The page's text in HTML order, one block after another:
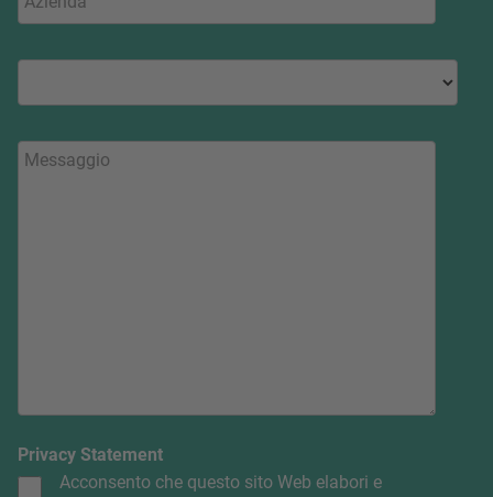
Privacy Statement
Acconsento che questo sito Web elabori e